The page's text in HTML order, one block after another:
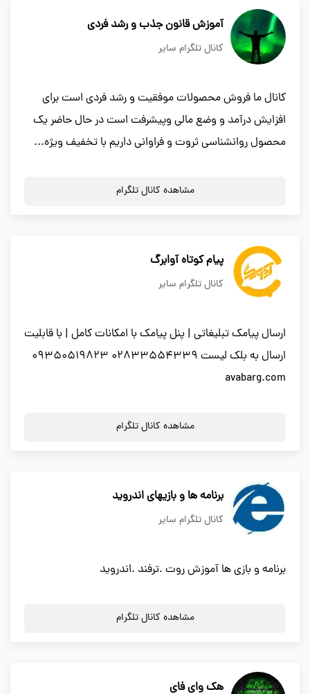
آموزش قانون جذب و رشد فردی
کانال تلگرام سایر
کانال ما فروش محصولات موفقیت و رشد فردی است برای
افزایش درآمد و وضع مالی وپیشرفت است در حال حاضر یک
محصول روانشناسی ثروت و فراوانی داریم با تخفیف ویژه...
مشاهده کانال تلگرام
پیام کوتاه آوابرگ
کانال تلگرام سایر
ارسال پیامک تبلیغاتی | پنل پیامک با امکانات کامل | با قابلیت
ارسال به بلک لیست 02833554339 09350519823
avabarg.com
مشاهده کانال تلگرام
برنامه ها و بازیهای اندروید
کانال تلگرام سایر
برنامه و بازی ها آموزش روت .ترفند .اندروید
مشاهده کانال تلگرام
هک وای فای